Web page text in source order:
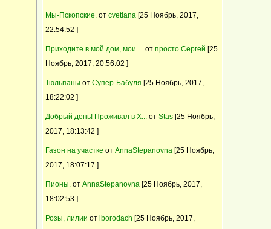
Мы-Пскопские. от cvetlana [25 Ноябрь, 2017,
22:54:52 ]
Приходите в мой дом, мои ... от просто Сергей [25
Ноябрь, 2017, 20:56:02 ]
Тюльпаны от Супер-Бабуля [25 Ноябрь, 2017,
18:22:02 ]
Добрый день! Проживал в Х... от Stas [25 Ноябрь,
2017, 18:13:42 ]
Газон на участке от AnnaStepanovna [25 Ноябрь,
2017, 18:07:17 ]
Пионы. от AnnaStepanovna [25 Ноябрь, 2017,
18:02:53 ]
Розы, лилии от lborodach [25 Ноябрь, 2017,